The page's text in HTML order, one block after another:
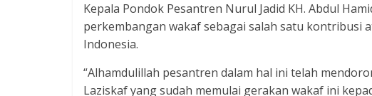
Kepala Pondok Pesantren Nurul Jadid KH. Abdul
perkembangan wakaf sebagai salah satu kontribusi
Indonesia.
“Alhamdulillah pesantren dalam hal ini telah
Laziskaf yang sudah memulai gerakan wakaf ini